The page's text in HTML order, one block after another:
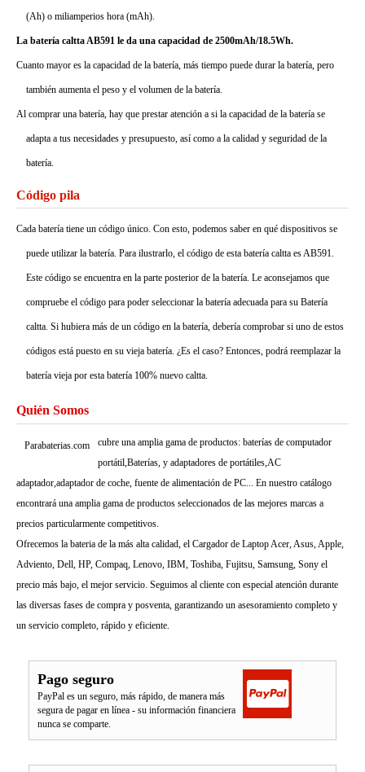
(Ah) o miliamperios hora (mAh).
La batería caltta AB591 le da una capacidad de 2500mAh/18.5Wh.
Cuanto mayor es la capacidad de la batería, más tiempo puede durar la batería, pero
también aumenta el peso y el volumen de la batería.
Al comprar una batería, hay que prestar atención a si la capacidad de la batería se
adapta a tus necesidades y presupuesto, así como a la calidad y seguridad de la
batería.
Código pila
Cada batería tiene un código único. Con esto, podemos saber en qué dispositivos se
puede utilizar la batería. Para ilustrarlo, el código de esta batería caltta es AB591.
Este código se encuentra en la parte posterior de la batería. Le aconsejamos que
compruebe el código para poder seleccionar la batería adecuada para su Batería
caltta. Si hubiera más de un código en la batería, debería comprobar si uno de estos
códigos está puesto en su vieja batería. ¿Es el caso? Entonces, podrá reemplazar la
batería vieja por esta batería 100% nuevo caltta.
Quién Somos
Parabaterias.com
cubre una amplia gama de productos: baterías de computador
portátil,Baterías, y adaptadores de portátiles,AC
adaptador,adaptador de coche, fuente de alimentación de PC... En nuestro catálogo
encontrará una amplia gama de productos seleccionados de las mejores marcas a
precios particularmente competitivos.
Ofrecemos la bateria de la más alta calidad, el Cargador de Laptop Acer, Asus, Apple,
Adviento, Dell, HP, Compaq, Lenovo, IBM, Toshiba, Fujitsu, Samsung, Sony el
precio más bajo, el mejor servicio. Seguimos al cliente con especial atención durante
las diversas fases de compra y posventa, garantizando un asesoramiento completo y
un servicio completo, rápido y eficiente.
Pago seguro
PayPal es un seguro, más rápido, de manera más
segura de pagar en línea - su información financiera
nunca se comparte.